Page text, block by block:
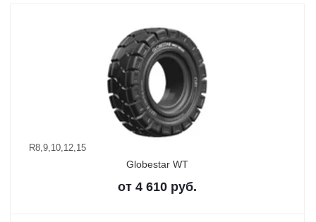
R8,9,10,12,15
Globestar WT
от 4 610 руб.